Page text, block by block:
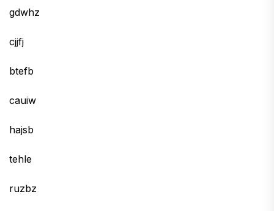
gdwhz
cjjfj
btefb
cauiw
hajsb
tehle
ruzbz